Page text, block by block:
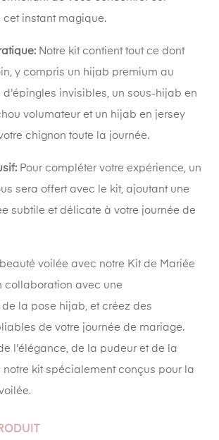
cet instant magique.
Notre kit contient tout ce dont
y compris un hijab premium au
d'épingles invisibles, un sous-hijab en
volumateur et un hijab en jersey
chignon toute la journée.
Pour compléter votre expérience, un
sera offert avec le kit, ajoutant une
subtile et délicate à votre journée de
voilée avec notre Kit de Mariée
collaboration avec une
la pose hijab, et créez des
de votre journée de mariage.
l'élégance, de la pudeur et de la
kit spécialement conçus pour la